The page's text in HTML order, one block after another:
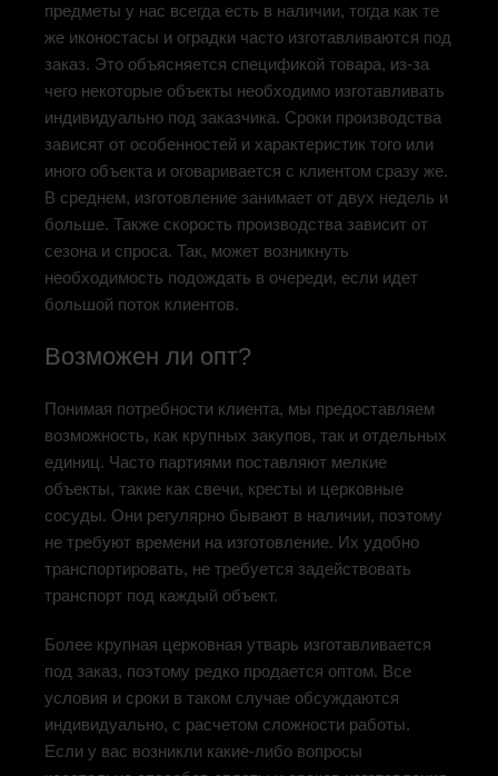
предметы у нас всегда есть в наличии, тогда как те
же иконостасы и оградки часто изготавливаются под
заказ. Это объясняется спецификой товара, из-за
чего некоторые объекты необходимо изготавливать
индивидуально под заказчика. Сроки производства
зависят от особенностей и характеристик того или
иного объекта и оговаривается с клиентом сразу же.
В среднем, изготовление занимает от двух недель и
больше. Также скорость производства зависит от
сезона и спроса. Так, может возникнуть
необходимость подождать в очереди, если идет
большой поток клиентов.
Возможен ли опт?
Понимая потребности клиента, мы предоставляем
возможность, как крупных закупов, так и отдельных
единиц. Часто партиями поставляют мелкие
объекты, такие как свечи, кресты и церковные
сосуды. Они регулярно бывают в наличии, поэтому
не требуют времени на изготовление. Их удобно
транспортировать, не требуется задействовать
транспорт под каждый объект.
Более крупная церковная утварь изготавливается
под заказ, поэтому редко продается оптом. Все
условия и сроки в таком случае обсуждаются
индивидуально, с расчетом сложности работы.
Если у вас возникли какие-либо вопросы